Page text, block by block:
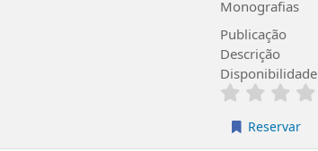
Monografias
Publicação
Descrição
Disponibilidade
Reservar